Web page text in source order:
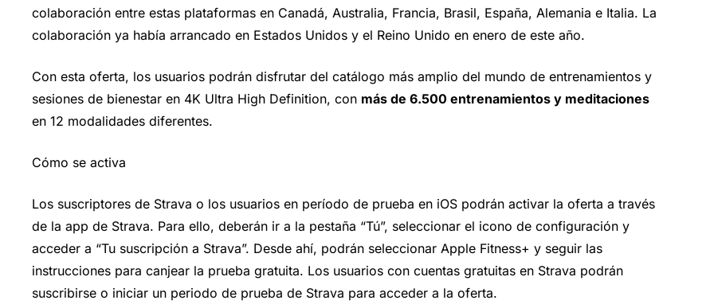
colaboración entre estas plataformas en Canadá, Australia, Francia, Brasil, España, Alemania e Italia. La
colaboración ya había arrancado en Estados Unidos y el Reino Unido en enero de este año.
Con esta oferta, los usuarios podrán disfrutar del catálogo más amplio del mundo de entrenamientos y
sesiones de bienestar en 4K Ultra High Definition, con más de 6.500 entrenamientos y meditaciones
en 12 modalidades diferentes.
Cómo se activa
Los suscriptores de Strava o los usuarios en período de prueba en iOS podrán activar la oferta a través
de la app de Strava. Para ello, deberán ir a la pestaña “Tú”, seleccionar el icono de configuración y
acceder a “Tu suscripción a Strava”. Desde ahí, podrán seleccionar Apple Fitness+ y seguir las
instrucciones para canjear la prueba gratuita. Los usuarios con cuentas gratuitas en Strava podrán
suscribirse o iniciar un periodo de prueba de Strava para acceder a la oferta.